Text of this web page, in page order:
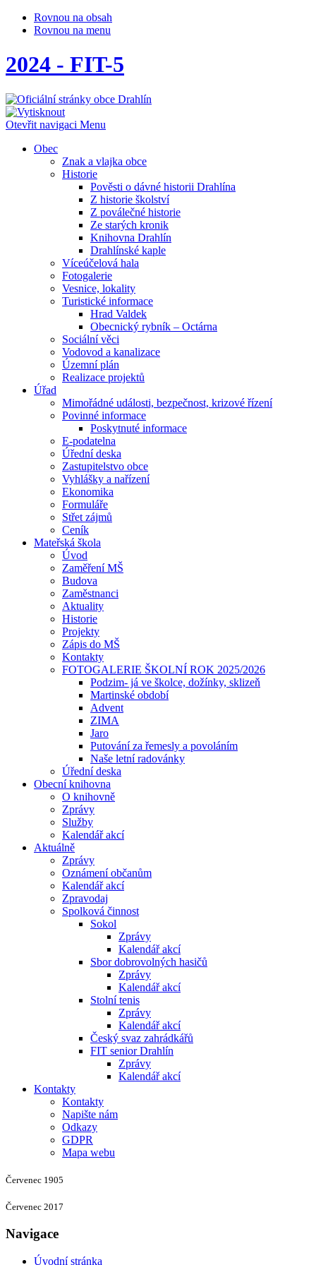
Rovnou na obsah
Rovnou na menu
2024 - FIT-5
Otevřit navigaci Menu
Obec
Znak a vlajka obce
Historie
Pověsti o dávné historii Drahlína
Z historie školství
Z poválečné historie
Ze starých kronik
Knihovna Drahlín
Drahlínské kaple
Víceúčelová hala
Fotogalerie
Vesnice, lokality
Turistické informace
Hrad Valdek
Obecnický rybník – Octárna
Sociální věci
Vodovod a kanalizace
Územní plán
Realizace projektů
Úřad
Mimořádné události, bezpečnost, krizové řízení
Povinné informace
Poskytnuté informace
E-podatelna
Úřední deska
Zastupitelstvo obce
Vyhlášky a nařízení
Ekonomika
Formuláře
Střet zájmů
Ceník
Mateřská škola
Úvod
Zaměření MŠ
Budova
Zaměstnanci
Aktuality
Historie
Projekty
Zápis do MŠ
Kontakty
FOTOGALERIE ŠKOLNÍ ROK 2025/2026
Podzim- já ve školce, dožínky, sklizeň
Martinské období
Advent
ZIMA
Jaro
Putování za řemesly a povoláním
Naše letní radovánky
Úřední deska
Obecní knihovna
O knihovně
Zprávy
Služby
Kalendář akcí
Aktuálně
Zprávy
Oznámení občanům
Kalendář akcí
Zpravodaj
Spolková činnost
Sokol
Zprávy
Kalendář akcí
Sbor dobrovolných hasičů
Zprávy
Kalendář akcí
Stolní tenis
Zprávy
Kalendář akcí
Český svaz zahrádkářů
FIT senior Drahlín
Zprávy
Kalendář akcí
Kontakty
Kontakty
Napište nám
Odkazy
GDPR
Mapa webu
Červenec 1905
Červenec 2017
Navigace
Úvodní stránka